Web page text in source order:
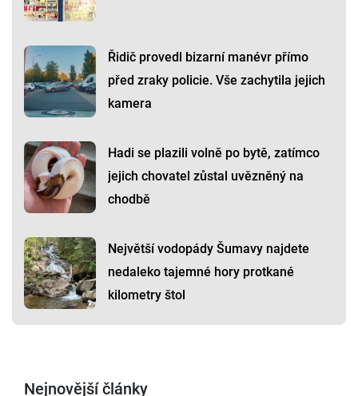
Řidič provedl bizarní manévr přímo
před zraky policie. Vše zachytila jejich
kamera
Hadi se plazili volně po bytě, zatímco
jejich chovatel zůstal uvězněný na
chodbě
Největší vodopády Šumavy najdete
nedaleko tajemné hory protkané
kilometry štol
Nejnovější články